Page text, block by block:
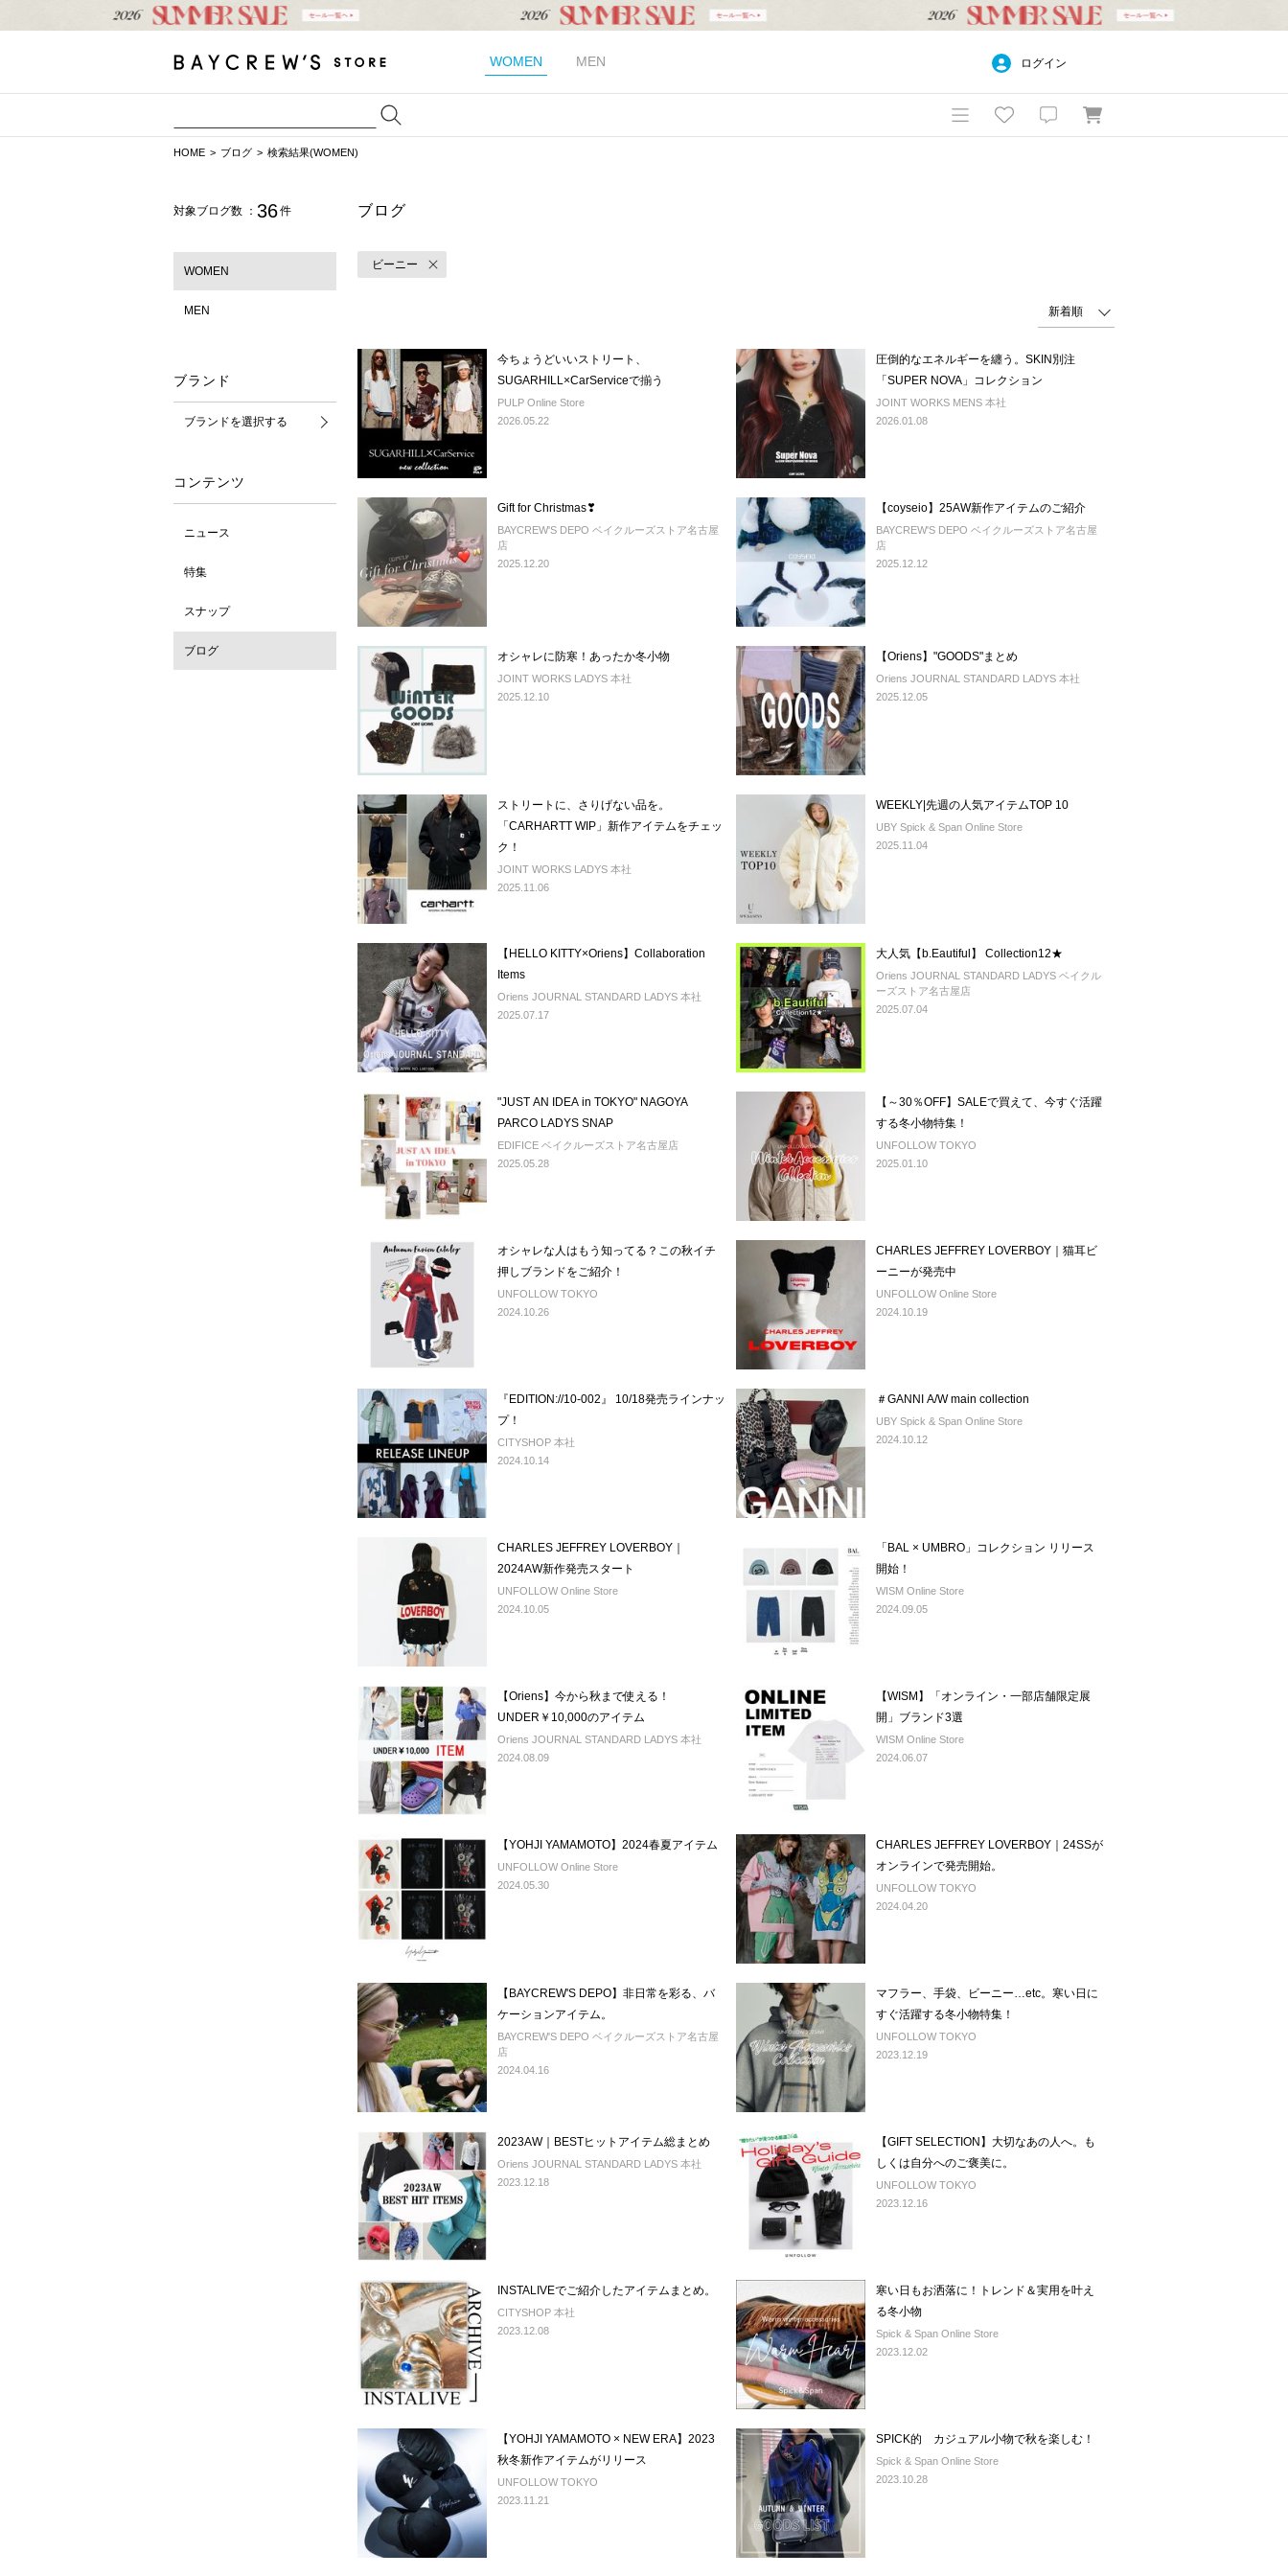
WOMEN MEN ログイン
HOME ブログ 検索結果(WOMEN)
対象ブログ数 ： 36件
WOMEN
MEN
ブランド
ブランドを選択する
コンテンツ
ニュース
特集
スナップ
ブログ
ブログ
ビーニー
今ちょうどいいストリート、
SUGARHILL×CarServiceで揃う
PULP Online Store
2026.05.22
圧倒的なエネルギーを纏う。SKIN別注
「SUPER NOVA」コレクション
JOINT WORKS MENS 本社
2026.01.08
Gift for Christmas❣
BAYCREW'S DEPO ベイクルーズストア名古屋
店
2025.12.20
【coyseio】25AW新作アイテムのご紹介
BAYCREW'S DEPO ベイクルーズストア名古屋
店
2025.12.12
オシャレに防寒！あったか冬小物
JOINT WORKS LADYS 本社
2025.12.10
【Oriens】"GOODS"まとめ
Oriens JOURNAL STANDARD LADYS 本社
2025.12.05
ストリートに、さりげない品を。
「CARHARTT WIP」新作アイテムをチェッ
ク！
JOINT WORKS LADYS 本社
2025.11.06
WEEKLY|先週の人気アイテムTOP 10
UBY Spick & Span Online Store
2025.11.04
【HELLO KITTY×Oriens】Collaboration
Items
Oriens JOURNAL STANDARD LADYS 本社
2025.07.17
大人気【b.Eautiful】 Collection12★
Oriens JOURNAL STANDARD LADYS ベイクル
ーズストア名古屋店
2025.07.04
"JUST AN IDEA in TOKYO" NAGOYA
PARCO LADYS SNAP
EDIFICE ベイクルーズストア名古屋店
2025.05.28
【～30％OFF】SALEで買えて、今すぐ活躍
する冬小物特集！
UNFOLLOW TOKYO
2025.01.10
オシャレな人はもう知ってる？この秋イチ
押しブランドをご紹介！
UNFOLLOW TOKYO
2024.10.26
CHARLES JEFFREY LOVERBOY｜猫耳ビ
ーニーが発売中
UNFOLLOW Online Store
2024.10.19
『EDITION://10-002』 10/18発売ラインナッ
プ！
CITYSHOP 本社
2024.10.14
＃GANNI A/W main collection
UBY Spick & Span Online Store
2024.10.12
CHARLES JEFFREY LOVERBOY｜
2024AW新作発売スタート
UNFOLLOW Online Store
2024.10.05
「BAL × UMBRO」コレクション リリース
開始！
WISM Online Store
2024.09.05
【Oriens】今から秋まで使える！
UNDER￥10,000のアイテム
Oriens JOURNAL STANDARD LADYS 本社
2024.08.09
【WISM】「オンライン・一部店舗限定展
開」ブランド3選
WISM Online Store
2024.06.07
【YOHJI YAMAMOTO】2024春夏アイテム
UNFOLLOW Online Store
2024.05.30
CHARLES JEFFREY LOVERBOY｜24SSが
オンラインで発売開始。
UNFOLLOW TOKYO
2024.04.20
【BAYCREW'S DEPO】非日常を彩る、バ
ケーションアイテム。
BAYCREW'S DEPO ベイクルーズストア名古屋
店
2024.04.16
マフラー、手袋、ビーニー…etc。寒い日に
すぐ活躍する冬小物特集！
UNFOLLOW TOKYO
2023.12.19
2023AW｜BESTヒットアイテム総まとめ
Oriens JOURNAL STANDARD LADYS 本社
2023.12.18
【GIFT SELECTION】大切なあの人へ。も
しくは自分へのご褒美に。
UNFOLLOW TOKYO
2023.12.16
INSTALIVEでご紹介したアイテムまとめ。
CITYSHOP 本社
2023.12.08
寒い日もお洒落に！トレンド＆実用を叶え
る冬小物
Spick & Span Online Store
2023.12.02
【YOHJI YAMAMOTO × NEW ERA】2023
秋冬新作アイテムがリリース
UNFOLLOW TOKYO
2023.11.21
SPICK的 カジュアル小物で秋を楽しむ！
Spick & Span Online Store
2023.10.28